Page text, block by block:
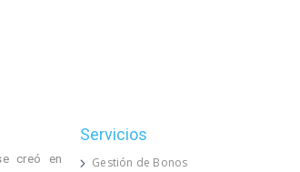
creó en
Servicios
Gestión de Bonos